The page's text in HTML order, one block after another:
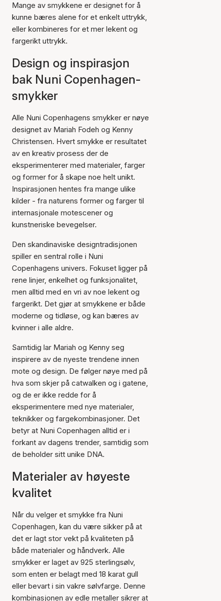
Mange av smykkene er designet for å
kunne bæres alene for et enkelt uttrykk,
eller kombineres for et mer lekent og
fargerikt uttrykk.
Design og inspirasjon
bak Nuni Copenhagen-
smykker
Alle Nuni Copenhagens smykker er nøye
designet av Mariah Fodeh og Kenny
Christensen. Hvert smykke er resultatet
av en kreativ prosess der de
eksperimenterer med materialer, farger
og former for å skape noe helt unikt.
Inspirasjonen hentes fra mange ulike
kilder - fra naturens former og farger til
internasjonale motescener og
kunstneriske bevegelser.
Den skandinaviske designtradisjonen
spiller en sentral rolle i Nuni
Copenhagens univers. Fokuset ligger på
rene linjer, enkelhet og funksjonalitet,
men alltid med en vri av noe lekent og
fargerikt. Det gjør at smykkene er både
moderne og tidløse, og kan bæres av
kvinner i alle aldre.
Samtidig lar Mariah og Kenny seg
inspirere av de nyeste trendene innen
mote og design. De følger nøye med på
hva som skjer på catwalken og i gatene,
og de er ikke redde for å
eksperimentere med nye materialer,
teknikker og fargekombinasjoner. Det
betyr at Nuni Copenhagen alltid er i
forkant av dagens trender, samtidig som
de beholder sitt unike DNA.
Materialer av høyeste
kvalitet
Når du velger et smykke fra Nuni
Copenhagen, kan du være sikker på at
det er lagt stor vekt på kvaliteten på
både materialer og håndverk. Alle
smykker er laget av 925 sterlingsølv,
som enten er belagt med 18 karat gull
eller bevart i sin vakre sølvfarge. Denne
kombinasjonen av edle metaller sikrer at